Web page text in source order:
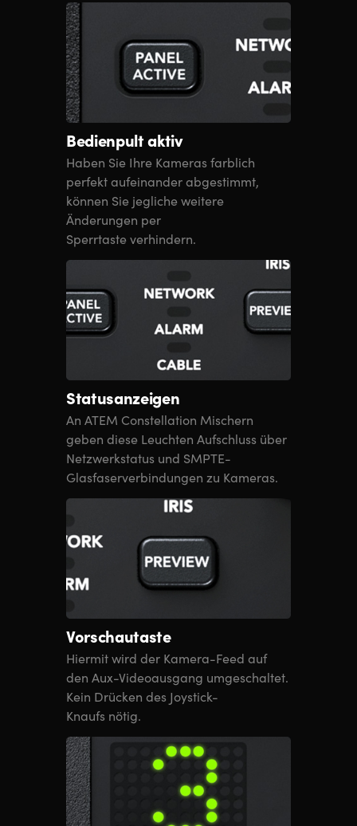
Bedienpult aktiv
Haben Sie Ihre Kameras farblich
perfekt aufeinander abgestimmt,
können Sie jegliche weitere
Änderungen per
Sperrtaste verhindern.
Statusanzeigen
An ATEM Constellation Mischern
geben diese Leuchten Aufschluss über
Netzwerkstatus und SMPTE-
Glasfaserverbindungen zu Kameras.
Vorschautaste
Hiermit wird der Kamera-Feed auf
den Aux-Videoausgang umgeschaltet.
Kein Drücken des Joystick-
Knaufs nötig.